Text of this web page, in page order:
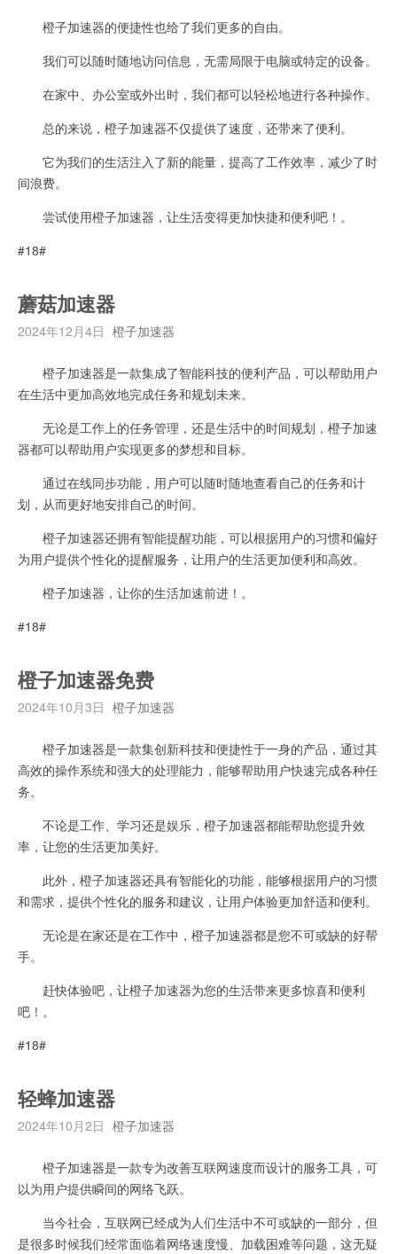
橙子加速器的便捷性也给了我们更多的自由。
我们可以随时随地访问信息，无需局限于电脑或特定的设备。
在家中、办公室或外出时，我们都可以轻松地进行各种操作。
总的来说，橙子加速器不仅提供了速度，还带来了便利。
它为我们的生活注入了新的能量，提高了工作效率，减少了时
间浪费。
尝试使用橙子加速器，让生活变得更加快捷和便利吧！。
#18#
蘑菇加速器
2024年12月4日 橙子加速器
橙子加速器是一款集成了智能科技的便利产品，可以帮助用户
在生活中更加高效地完成任务和规划未来。
无论是工作上的任务管理，还是生活中的时间规划，橙子加速
器都可以帮助用户实现更多的梦想和目标。
通过在线同步功能，用户可以随时随地查看自己的任务和计
划，从而更好地安排自己的时间。
橙子加速器还拥有智能提醒功能，可以根据用户的习惯和偏好
为用户提供个性化的提醒服务，让用户的生活更加便利和高效。
橙子加速器，让你的生活加速前进！。
#18#
橙子加速器免费
2024年10月3日 橙子加速器
橙子加速器是一款集创新科技和便捷性于一身的产品，通过其
高效的操作系统和强大的处理能力，能够帮助用户快速完成各种任
务。
不论是工作、学习还是娱乐，橙子加速器都能帮助您提升效
率，让您的生活更加美好。
此外，橙子加速器还具有智能化的功能，能够根据用户的习惯
和需求，提供个性化的服务和建议，让用户体验更加舒适和便利。
无论是在家还是在工作中，橙子加速器都是您不可或缺的好帮
手。
赶快体验吧，让橙子加速器为您的生活带来更多惊喜和便利
吧！。
#18#
轻蜂加速器
2024年10月2日 橙子加速器
橙子加速器是一款专为改善互联网速度而设计的服务工具，可
以为用户提供瞬间的网络飞跃。
当今社会，互联网已经成为人们生活中不可或缺的一部分，但
是很多时候我们经常面临着网络速度慢、加载困难等问题，这无疑